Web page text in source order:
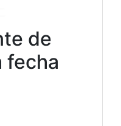
de
fecha